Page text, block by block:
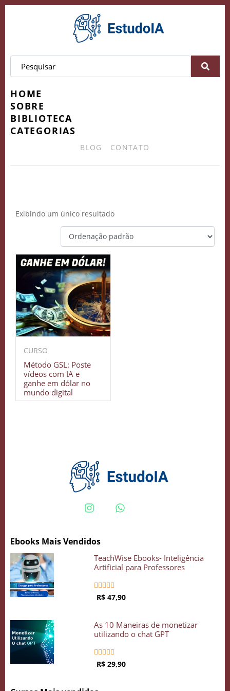
HOME
SOBRE
BIBLIOTECA
CATEGORIAS
BLOG CONTATO
Exibindo um único resultado
CURSO
Método GSL: Poste
vídeos com IA e
ganhe em dólar no
mundo digital
Ebooks Mais Vendidos
TeachWise Ebooks- Inteligência
Artificial para Professores
    
R$ 47,90
As 10 Maneiras de monetizar
utilizando o chat GPT
    
R$ 29,90
Crie seu Avatar com Inteligência Artificial
Vidgenie
COMECE GRÁTIS